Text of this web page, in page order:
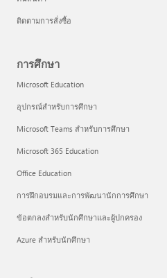
ติดตามการสั่งซื้อ
การศึกษา
Microsoft Education
อุปกรณ์สำหรับการศึกษา
Microsoft Teams สำหรับการศึกษา
Microsoft 365 Education
Office Education
การฝึกอบรมและการพัฒนานักการศึกษา
ข้อตกลงสำหรับนักศึกษาและผู้ปกครอง
Azure สำหรับนักศึกษา